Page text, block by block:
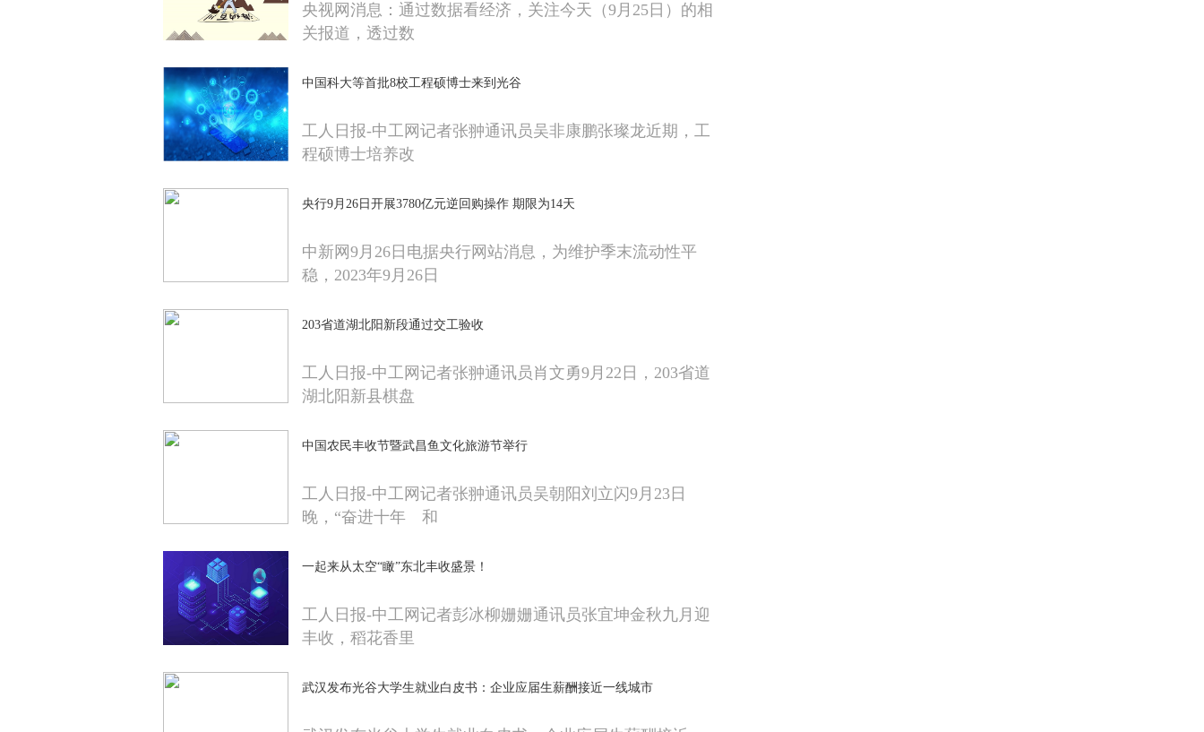
央视网消息：通过数据看经济，关注今天（9月25日）的相
关报道，透过数
中国科大等首批8校工程硕博士来到光谷
工人日报-中工网记者张翀通讯员吴非康鹏张璨龙近期，工
程硕博士培养改
央行9月26日开展3780亿元逆回购操作 期限为14天
中新网9月26日电据央行网站消息，为维护季末流动性平
稳，2023年9月26日
203省道湖北阳新段通过交工验收
工人日报-中工网记者张翀通讯员肖文勇9月22日，203省道
湖北阳新县棋盘
中国农民丰收节暨武昌鱼文化旅游节举行
工人日报-中工网记者张翀通讯员吴朝阳刘立闪9月23日
晚，“奋进十年 和
一起来从太空“瞰”东北丰收盛景！
工人日报-中工网记者彭冰柳姗姗通讯员张宜坤金秋九月迎
丰收，稻花香里
武汉发布光谷大学生就业白皮书：企业应届生薪酬接近一线城市